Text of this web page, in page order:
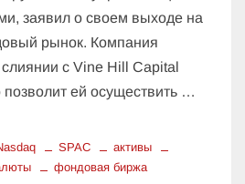
заявил о своем выходе на
рынок. Компания
с Vine Hill Capital
позволит ей осуществить …
SPAC
активы
фондовая биржа